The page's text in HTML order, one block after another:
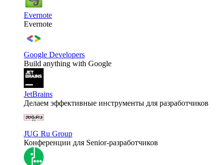
Evernote
Evernote
Google Developers
Build anything with Google
JetBrains
Делаем эффективные инструменты для разработчиков
JUG Ru Group
Конференции для Senior-разработчиков